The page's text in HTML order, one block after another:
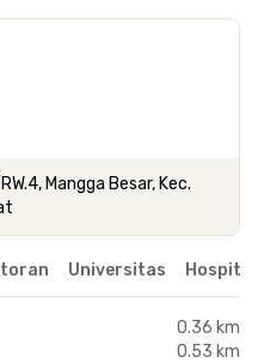
Mangga Besar, Kec.
Universitas Hospital
0.36 km
0.53 km